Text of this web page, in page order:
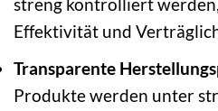
Effektivität und
Transparente
Produkte werden unter